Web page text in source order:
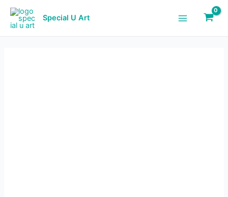
Skip
content
Special U Art
količina